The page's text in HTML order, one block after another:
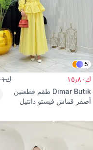
5
ك١٥٫٨٠ ك٣٠٫٠١
Dimar Butik طقم قطعتين
أصفر قماش فيستو دانتيل